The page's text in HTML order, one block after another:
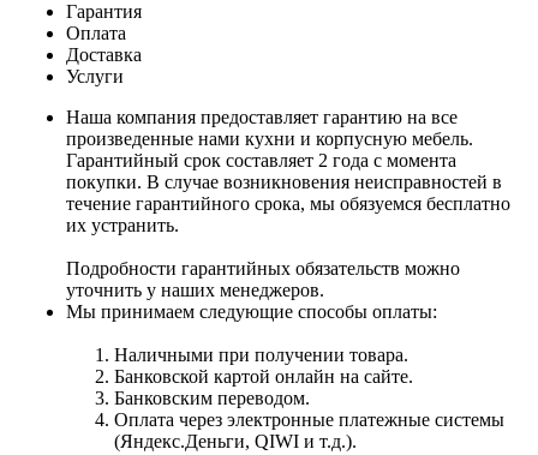
Гарантия
Оплата
Доставка
Услуги
Наша компания предоставляет гарантию на все
произведенные нами кухни и корпусную мебель.
Гарантийный срок составляет 2 года с момента
покупки. В случае возникновения неисправностей в
течение гарантийного срока, мы обязуемся бесплатно
их устранить.
Подробности гарантийных обязательств можно
уточнить у наших менеджеров.
Мы принимаем следующие способы оплаты:
Наличными при получении товара.
Банковской картой онлайн на сайте.
Банковским переводом.
Оплата через электронные платежные системы
(Яндекс.Деньги, QIWI и т.д.).